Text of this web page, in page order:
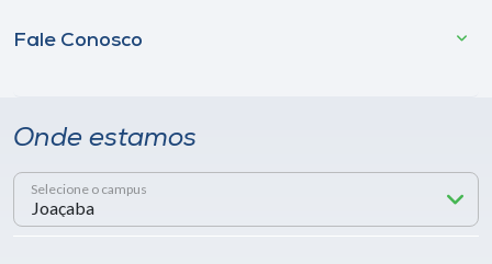
Fale Conosco
Onde estamos
Selecione o campus